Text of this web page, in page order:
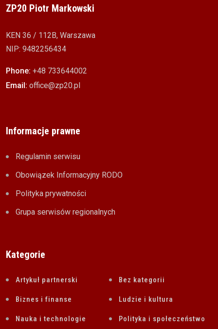
ZP20 Piotr Markowski
KEN 36 / 112B, Warszawa
NIP: 9482256434
Phone: +48 733644002
Email: office@zp20.pl
Informacje prawne
Regulamin serwisu
Obowiązek Informacyjny RODO
Polityka prywatności
Grupa serwisów regionalnych
Kategorie
Artykuł partnerski Bez kategorii
Biznes i finanse Ludzie i kultura
Nauka i technologie Polityka i społeczeństwo